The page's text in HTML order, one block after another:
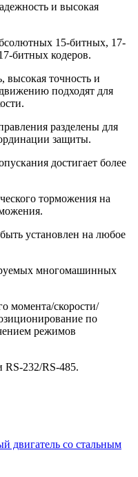
и высокая
15-битных, 17-
битных кодеров.
высокая точность и
подходят для
разделены для
защиты.
достигает более
торможения на
установлен на любое
многомашинных
момента/скорости/
по
режимов
RS-232/RS-485.